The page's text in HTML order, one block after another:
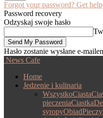
Forgot your password? Get help
Password recovery
Odzyskaj swoje hasło
Hasło zostanie wysłane e-
News Cafe
Home
Jedzenie i kulinaria
WszystkoCiasta
pieczeniaCiastka
syropyObiad